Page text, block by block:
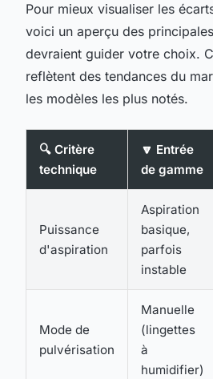
Pour mieux visualiser les
voici un aperçu des
devraient guider votre choix.
reflètent des tendances du
les modèles les plus notés.
🔍 Critère
technique
🔽 Entrée
de gamme
Puissance
d'aspiration
Aspiration
basique,
parfois
instable
Mode de
pulvérisation
Manuelle
(lingettes
à
humidifier)